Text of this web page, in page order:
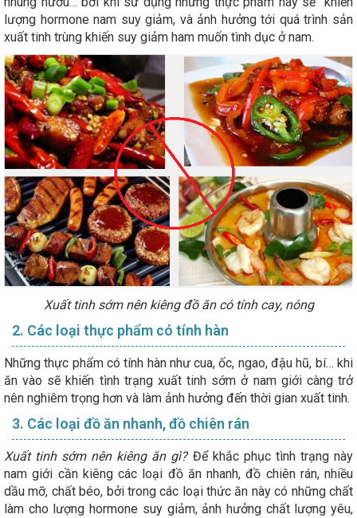
lượng hormone nam suy giảm, và ảnh hưởng tới quá trình sản
xuất tinh trùng khiến suy giảm ham muốn tình dục ở nam.
Xuất tinh sớm nên kiêng đồ ăn có tính cay, nóng
2. Các loại thực phẩm có tính hàn
Những thực phẩm có tính hàn như cua, ốc, ngao, đậu hũ, bí… khi
ăn vào sẽ khiến tình trạng xuất tinh sớm ở nam giới càng trở
nên nghiêm trọng hơn và làm ảnh hưởng đến thời gian xuất tinh.
3. Các loại đồ ăn nhanh, đồ chiên rán
Xuất tinh sớm nên kiêng ăn gì?Để khắc phục tình trạng này
nam giới cần kiêng các loại đồ ăn nhanh, đồ chiên rán, nhiều
dầu mỡ, chất béo, bởi trong các loại thức ăn này có những chất
làm cho lượng hormone suy giảm, ảnh hưởng chất lượng yêu,